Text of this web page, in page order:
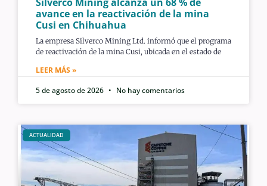
avance en la reactivación de la mina
Cusi en Chihuahua
La empresa Silverco Mining Ltd. informó que el programa
de reactivación de la mina Cusi, ubicada en el estado de
LEER MÁS »
5 de agosto de 2026
No hay comentarios
ACTUALIDAD